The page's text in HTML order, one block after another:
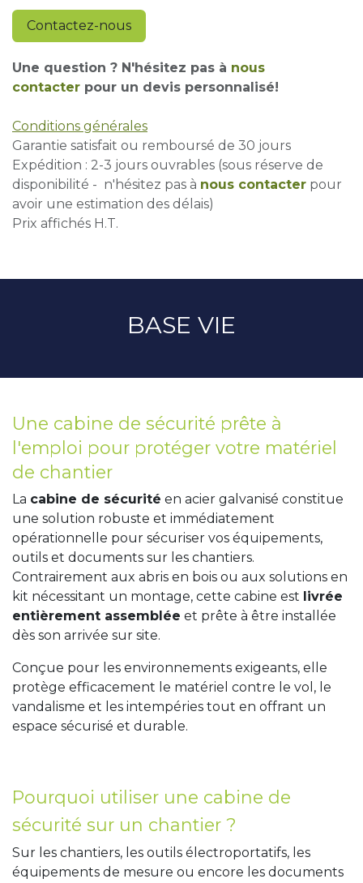
Contactez-nous
Une question ? N'hésitez pas à nous
contacter pour un devis personnalisé!
Conditions générales
Garantie satisfait ou remboursé de 30 jours
Expédition : 2-3 jours ouvrables (sous réserve de
disponibilité - n'hésitez pas à nous contacter pour
avoir une estimation des délais)
Prix affichés H.T.
BASE VIE
Une cabine de sécurité prête à
l'emploi pour protéger votre matériel
de chantier
La cabine de sécurité en acier galvanisé constitue
une solution robuste et immédiatement
opérationnelle pour sécuriser vos équipements,
outils et documents sur les chantiers.
Contrairement aux abris en bois ou aux solutions en
kit nécessitant un montage, cette cabine est livrée
entièrement assemblée et prête à être installée
dès son arrivée sur site.
Conçue pour les environnements exigeants, elle
protège efficacement le matériel contre le vol, le
vandalisme et les intempéries tout en offrant un
espace sécurisé et durable.
Pourquoi utiliser une cabine de
sécurité sur un chantier ?
Sur les chantiers, les outils électroportatifs, les
équipements de mesure ou encore les documents